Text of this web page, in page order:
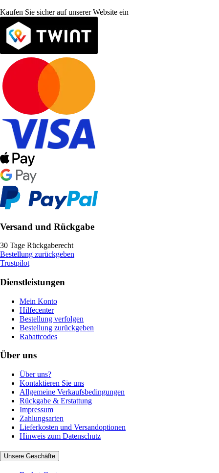
Kaufen Sie sicher auf unserer Website ein
Versand und Rückgabe
30 Tage Rückgaberecht
Bestellung zurückgeben
Trustpilot
Dienstleistungen
Mein Konto
Hilfecenter
Bestellung verfolgen
Bestellung zurückgeben
Rabattcodes
Über uns
Über uns?
Kontaktieren Sie uns
Allgemeine Verkaufsbedingungen
Rückgabe & Erstattung
Impressum
Zahlungsarten
Lieferkosten und Versandoptionen
Hinweis zum Datenschutz
Unsere Geschäfte